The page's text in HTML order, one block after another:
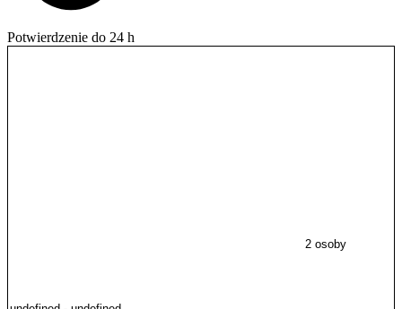
Potwierdzenie do 24 h
2 osoby